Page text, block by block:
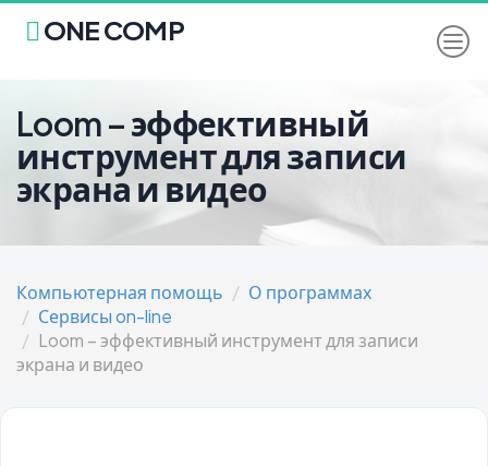
ONE COMP
Loom – эффективный
инструмент для записи
экрана и видео
Компьютерная помощь
О программах
Сервисы on-line
Loom – эффективный инструмент для записи
экрана и видео